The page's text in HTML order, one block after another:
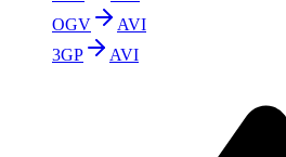
OGV
AVI
3GP
AVI